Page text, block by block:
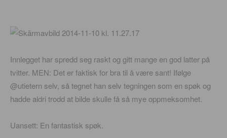
Innlegget har spredd seg raskt og gitt mange en god latter på
tvitter. MEN: Det er faktisk for bra til å være sant! Ifølge
@utietern selv, så tegnet han selv tegningen som en spøk og
hadde aldri trodd at bilde skulle få så mye oppmeksomhet.
Uansett: En fantastisk spøk.